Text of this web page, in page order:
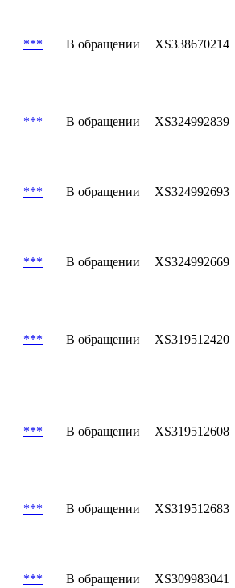
*** В обращении XS3386702149
*** В обращении XS3249928394
*** В обращении XS3249926935
*** В обращении XS3249926695
*** В обращении XS3195124204
*** В обращении XS3195126084
*** В обращении XS3195126837
*** В обращении XS3099830419